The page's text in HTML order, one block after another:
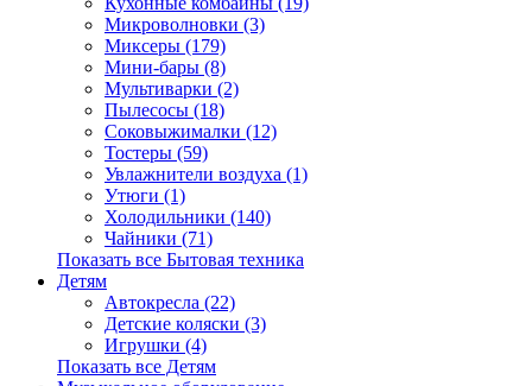
Микроволновки (3)
Миксеры (179)
Мини-бары (8)
Мультиварки (2)
Пылесосы (18)
Соковыжималки (12)
Тостеры (59)
Увлажнители воздуха (1)
Утюги (1)
Холодильники (140)
Чайники (71)
Показать все Бытовая техника
Детям
Автокресла (22)
Детские коляски (3)
Игрушки (4)
Показать все Детям